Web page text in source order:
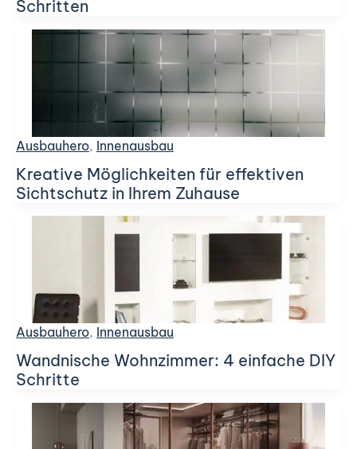
Schritten
Ausbauhero, Innenausbau
Kreative Möglichkeiten für effektiven
Sichtschutz in Ihrem Zuhause
Ausbauhero, Innenausbau
Wandnische Wohnzimmer: 4 einfache DIY
Schritte